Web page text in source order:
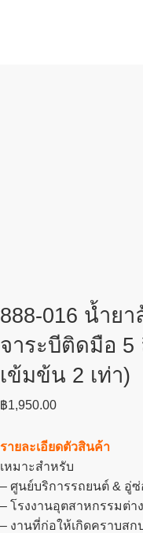
888-016 น้ำย
จาระบีติดมือ 5
เข้มข้น 2 เท่า)
฿1,950.00
รายละเอียดตัวสินค้า
เหมาะสำหรับ
– ศูนย์บริการรถยนต์ & อู่
– โรงงานอุตสาหกรรมต่า
– งานที่ก่อให้เกิดคราบส